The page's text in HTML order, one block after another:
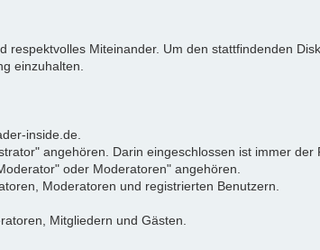
Miteinander. Um den stattfindenden
einzuhalten.
inside.de.
angehören. Darin eingeschlossen ist immer der
oder Moderatoren" angehören.
Moderatoren und registrierten Benutzern.
Mitgliedern und Gästen.